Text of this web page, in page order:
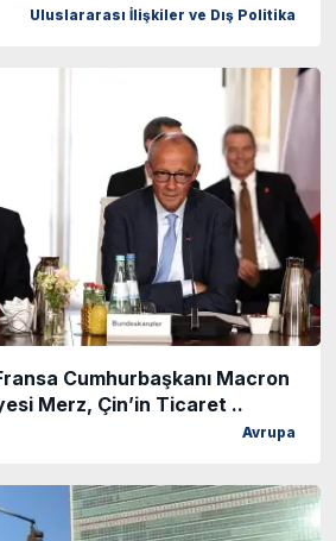
Uluslararası İlişkiler ve Dış Politika
Cumhurbaşkanı Macron
Merz, Çin’in Ticaret ..
Avrupa